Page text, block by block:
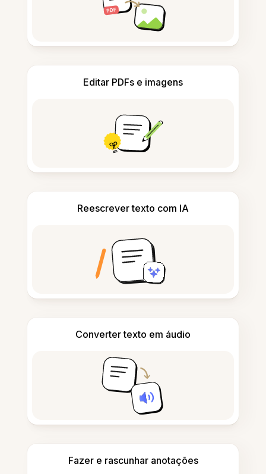
Editar PDFs e imagens
Reescrever texto com IA
Converter texto em áudio
Fazer e rascunhar anotações